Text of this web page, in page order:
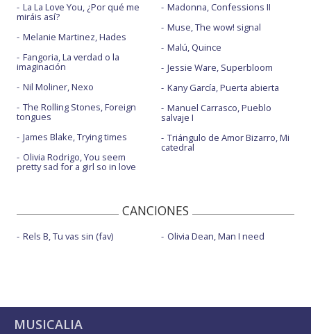
La La Love You, ¿Por qué me
miráis así?
Melanie Martinez, Hades
Fangoria, La verdad o la
imaginación
Nil Moliner, Nexo
The Rolling Stones, Foreign
tongues
James Blake, Trying times
Olivia Rodrigo, You seem
pretty sad for a girl so in love
Madonna, Confessions II
Muse, The wow! signal
Malú, Quince
Jessie Ware, Superbloom
Kany García, Puerta abierta
Manuel Carrasco, Pueblo
salvaje I
Triángulo de Amor Bizarro, Mi
catedral
CANCIONES
Rels B, Tu vas sin (fav) Olivia Dean, Man I need
MUSICALIA